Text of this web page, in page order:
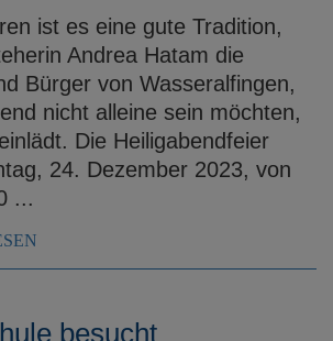
ist es eine gute Tradition,
Andrea Hatam die
Bürger von Wasseralfingen,
nicht alleine sein möchten,
Die Heiligabendfeier
24. Dezember 2023, von
...
besucht